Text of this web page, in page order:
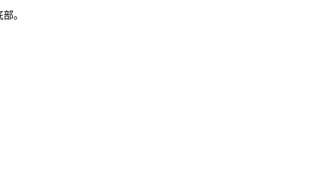
。